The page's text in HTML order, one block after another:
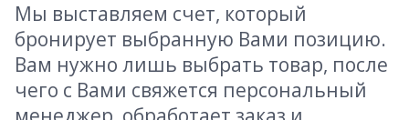
Мы выставляем счет, который
бронирует выбранную Вами позицию.
Вам нужно лишь выбрать товар, после
чего с Вами свяжется персональный